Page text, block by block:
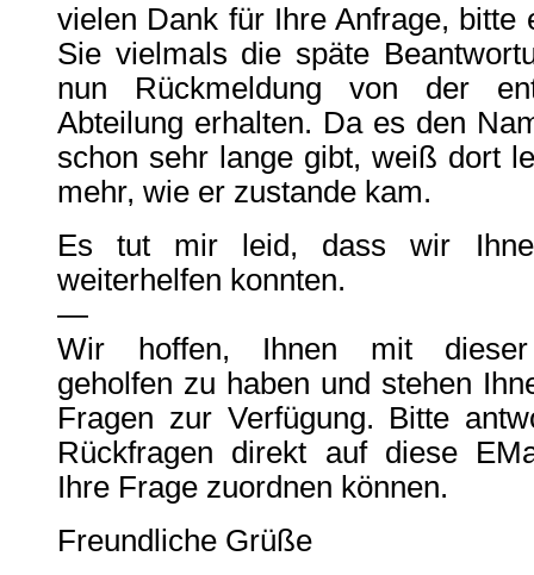
vielen Dank für Ihre Anfrage, bitte
Sie vielmals die späte
nun Rückmeldung von der
Abteilung erhalten. Da es den
schon sehr lange gibt, weiß dort
mehr, wie er zustande kam.
Es tut mir leid, dass wir
weiterhelfen konnten.
—
Wir hoffen, Ihnen mit dieser
geholfen zu haben und stehen
Fragen zur Verfügung. Bitte
Rückfragen direkt auf diese
Ihre Frage zuordnen können.
Freundliche Grüße